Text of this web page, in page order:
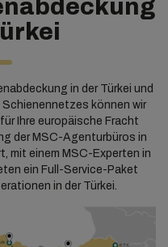
in der Türkei und
können wir
Ihre europäische Fracht
der MSC-Agenturbüros in
mit einem MSC-Experten in
ein Full-Service-Paket
in der Türkei.